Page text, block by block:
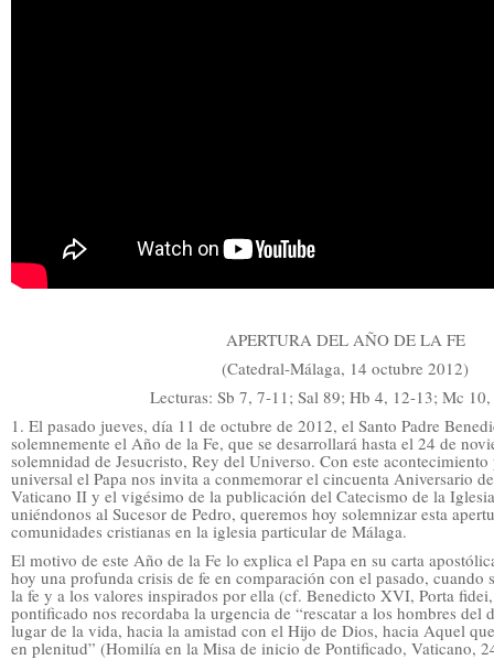
APERTURA DEL AÑO DE LA FE
(Catedral-Málaga, 14 octubre 2012)
Lecturas: Sb 7, 7-11; Sal 89; Hb 4, 12-13; Mc
1. El pasado jueves, día 11 de octubre de 2012, el Santo Padre
solemnemente el Año de la Fe, que se desarrollará hasta el 24 de
solemnidad de Jesucristo, Rey del Universo. Con este
universal el Papa nos invita a conmemorar el cincuenta Aniversario
Vaticano II y el vigésimo de la publicación del Catecismo de la
uniéndonos al Sucesor de Pedro, queremos hoy solemnizar esta
comunidades cristianas en la iglesia particular de Málaga.
El motivo de este Año de la Fe lo explica el Papa en su carta
hoy una profunda crisis de fe en comparación con el pasado, cuando
la fe y a los valores inspirados por ella (cf. Benedicto XVI, Porta
pontificado nos recordaba la urgencia de “rescatar a los hombres del
lugar de la vida, hacia la amistad con el Hijo de Dios, hacia Aquel
en plenitud” (Homilía en la Misa de inicio de Pontificado, Vaticano,